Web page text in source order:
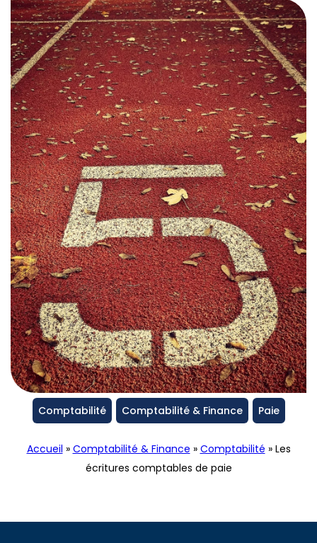
Comptabilité Comptabilité & Finance Paie
Accueil » Comptabilité & Finance » Comptabilité » Les
écritures comptables de paie